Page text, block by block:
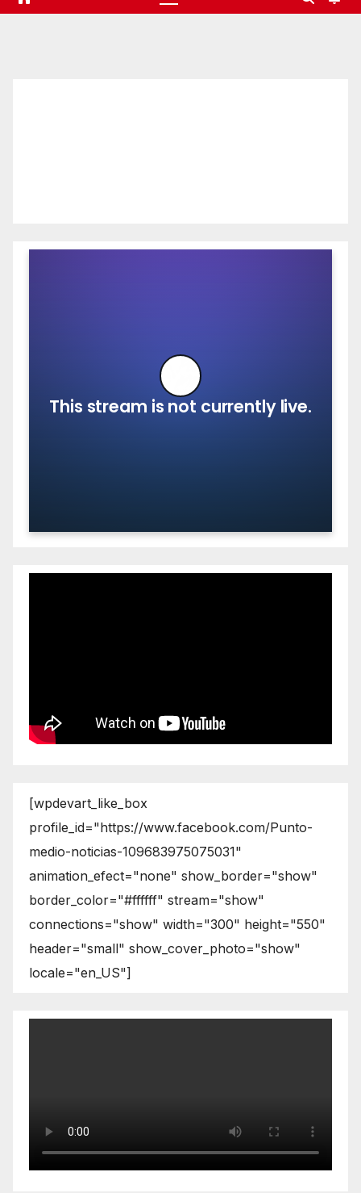
[wpdevart_like_box
profile_id="https://www.facebook.com/Punto-
medio-noticias-109683975075031"
animation_efect="none" show_border="show"
border_color="#ffffff" stream="show"
connections="show" width="300" height="550"
header="small" show_cover_photo="show"
locale="en_US"]